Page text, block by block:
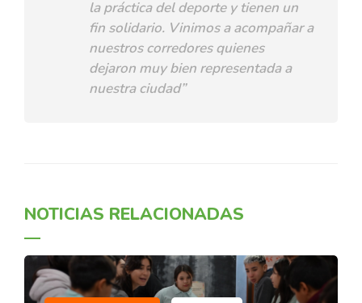
la práctica del deporte y tienen un
fin solidario. Vinimos a acompañar a
nuestros corredores quienes
dejaron muy bien representada a
nuestra ciudad”
NOTICIAS RELACIONADAS